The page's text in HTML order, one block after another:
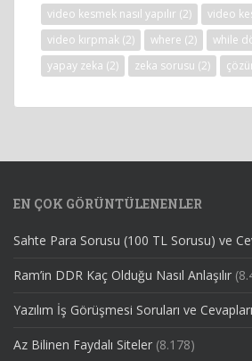
video kesmek nasıl yapılır (2) video
video kırpmak (2) where (2) while
yapay zeka (2) zeka sorusu (2)
EN ÇOK GÖRÜNTÜLENENLER
Sahte Para Sorusu (100 TL Sorusu) ve
Ram’in DDR Kaç Olduğu Nasıl Anlaşılır
Yazılım İş Görüşmesi Soruları ve Cevapları
Az Bilinen Faydalı Siteler (8.178)